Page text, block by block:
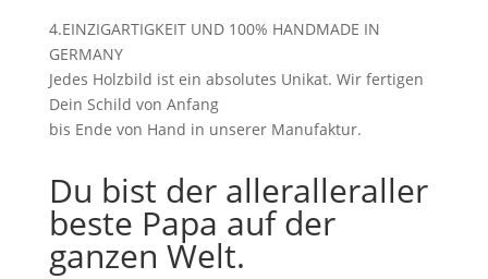
4.EINZIGARTIGKEIT UND 100% HANDMADE IN
GERMANY
Jedes Holzbild ist ein absolutes Unikat. Wir fertigen
Dein Schild von Anfang
bis Ende von Hand in unserer Manufaktur.
Du bist der alleralleraller
beste Papa auf der
ganzen Welt.